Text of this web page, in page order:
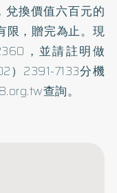
兌換價值六百元的
限，贈完為止。現
，並請註明做
）2391-7133分機
查詢。